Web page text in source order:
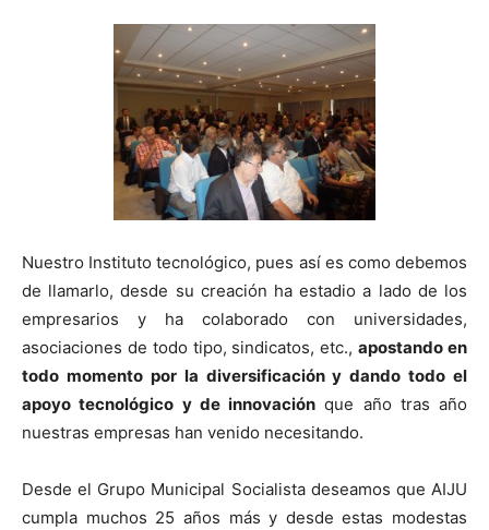
Nuestro Instituto tecnológico, pues así es como debemos
de llamarlo, desde su creación ha estadio a lado de los
empresarios y ha colaborado con universidades,
asociaciones de todo tipo, sindicatos, etc.,apostando en
todo momento por la diversificación y dando todo el
apoyo tecnológico y de innovación que año tras año
nuestras empresas han venido necesitando.
Desde el Grupo Municipal Socialista deseamos que AIJU
cumpla muchos 25 años más y desde estas modestas